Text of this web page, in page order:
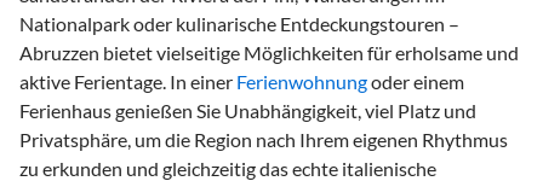
Nationalpark oder kulinarische Entdeckungstouren –
Abruzzen bietet vielseitige Möglichkeiten für erholsame und
aktive Ferientage. In einer Ferienwohnungoder einem
Ferienhaus genießen Sie Unabhängigkeit, viel Platz und
Privatsphäre, um die Region nach Ihrem eigenen Rhythmus
zu erkunden und gleichzeitig das echte italienische